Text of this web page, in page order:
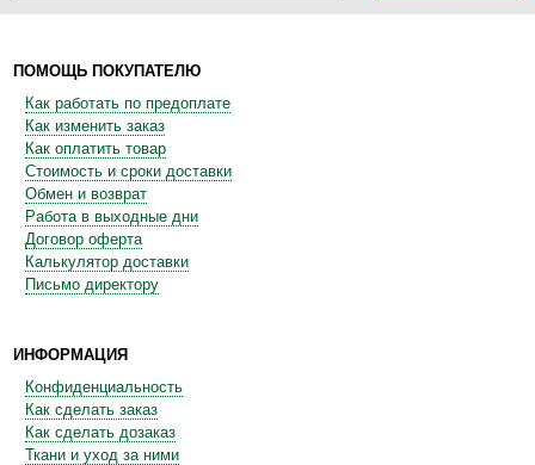
ПОМОЩЬ ПОКУПАТЕЛЮ
Как работать по предоплате
Как изменить заказ
Как оплатить товар
Стоимость и сроки доставки
Обмен и возврат
Работа в выходные дни
Договор оферта
Калькулятор доставки
Письмо директору
ИНФОРМАЦИЯ
Конфиденциальность
Как сделать заказ
Как сделать дозаказ
Ткани и уход за ними